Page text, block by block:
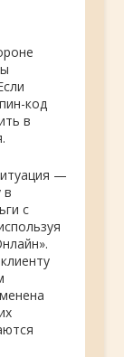
код
в
—
в
с